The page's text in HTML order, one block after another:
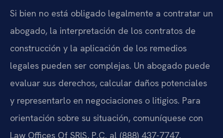
Si bien no está obligado legalmente a contratar un
abogado, la interpretación de los contratos de
construcción y la aplicación de los remedios
legales pueden ser complejas. Un abogado puede
evaluar sus derechos, calcular daños potenciales
y representarlo en negociaciones o litigios. Para
orientación sobre su situación, comuníquese con
Law Offices Of SRIS, P.C. al (888) 437-7747.